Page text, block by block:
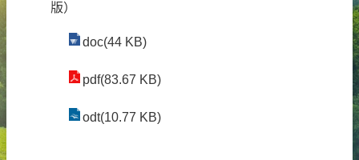
版）
doc(44 KB)
pdf(83.67 KB)
odt(10.77 KB)